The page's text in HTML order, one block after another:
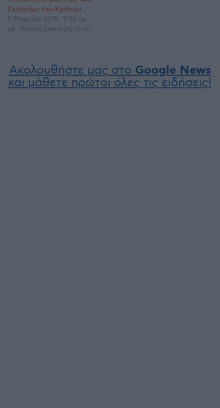
Σχολείων του Κρόκου
5 Μαρτίου 2015, 9:52 πμ
σε "Τοπική Επικαιρότητα"
Ακολουθήστε μας στο Google News
και μάθετε πρώτοι όλες τις ειδήσεις!